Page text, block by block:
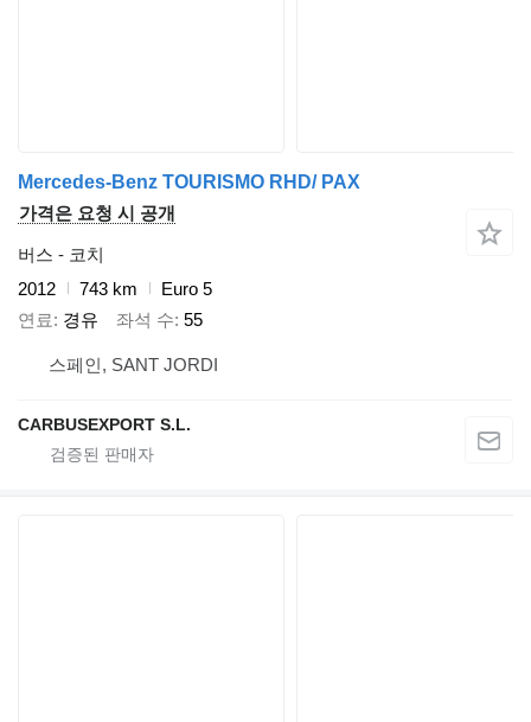
Mercedes-Benz TOURISMO RHD/ PAX
가격은 요청 시 공개
버스 - 코치
2012
743 km
Euro 5
연료
경유 좌석 수 55
스페인, SANT JORDI
CARBUSEXPORT S.L.